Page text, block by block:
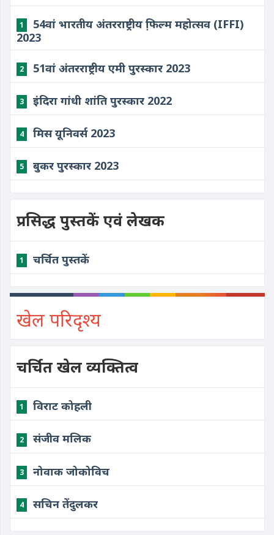
1
54वां भारतीय अंतरराष्ट्रीय फि़ल्म महोत्सव (IFFI)
2023
2 51वां अंतरराष्ट्रीय एमी पुरस्कार 2023
3 इंदिरा गांधी शांति पुरस्कार 2022
4 मिस यूनिवर्स 2023
5 बुकर पुरस्कार 2023
प्रसिद्ध पुस्तकें एवं लेखक
1 चर्चित पुस्तकें
खेल परिदृश्य
चर्चित खेल व्यक्तित्व
1 विराट कोहली
2 संजीव मलिक
3 नोवाक जोकोविच
4 सचिन तेंदुलकर